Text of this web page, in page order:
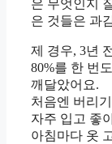
은 무엇인지
은 것들은 과
제 경우, 3년
80%를 한 번
깨달았어요.
처음엔 버리
자주 입고 좋
아침마다 옷